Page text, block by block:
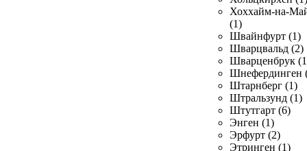
Хоххайм-на-
(1)
Швайнфурт (1)
Шварцвальд (2)
Шварценбрук
Шнефердинген
Штарнберг (1)
Штральзунд (1)
Штутгарт (6)
Энген (1)
Эрфурт (2)
Этринген (1)